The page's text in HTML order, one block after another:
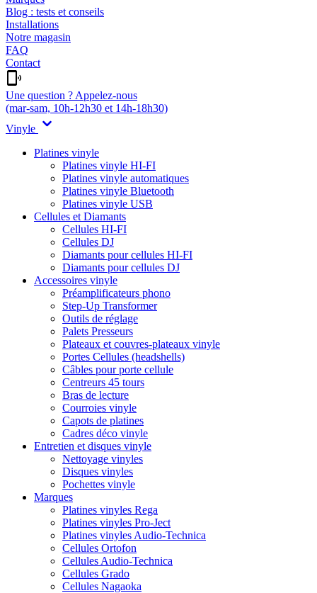
Blog : tests et conseils
Installations
Notre magasin
FAQ
Contact
Une question ? Appelez-nous
(mar-sam, 10h-12h30 et 14h-18h30)
Vinyle
Platines vinyle
Platines vinyle HI-FI
Platines vinyle automatiques
Platines vinyle Bluetooth
Platines vinyle USB
Cellules et Diamants
Cellules HI-FI
Cellules DJ
Diamants pour cellules HI-FI
Diamants pour cellules DJ
Accessoires vinyle
Préamplificateurs phono
Step-Up Transformer
Outils de réglage
Palets Presseurs
Plateaux et couvres-plateaux vinyle
Portes Cellules (headshells)
Câbles pour porte cellule
Centreurs 45 tours
Bras de lecture
Courroies vinyle
Capots de platines
Cadres déco vinyle
Entretien et disques vinyle
Nettoyage vinyles
Disques vinyles
Pochettes vinyle
Marques
Platines vinyles Rega
Platines vinyles Pro-Ject
Platines vinyles Audio-Technica
Cellules Ortofon
Cellules Audio-Technica
Cellules Grado
Cellules Nagaoka